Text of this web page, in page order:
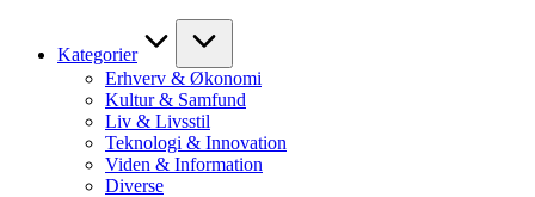
Kategorier
Erhverv & Økonomi
Kultur & Samfund
Liv & Livsstil
Teknologi & Innovation
Viden & Information
Diverse